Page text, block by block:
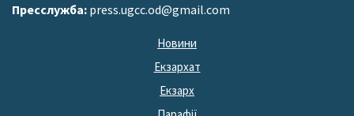
Пресслужба: press.ugcc.od@gmail.com
Новини
Екзархат
Екзарх